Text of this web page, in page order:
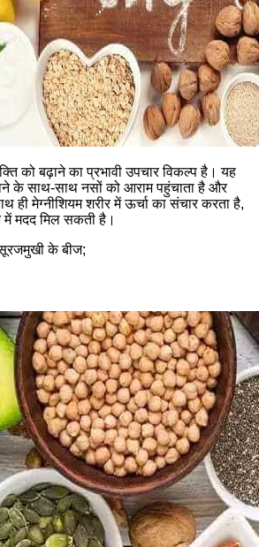
को बढ़ाने का प्रभावी उपचार विकल्प है। यह
के साथ-साथ नसों को आराम पहुंचाता है और
ही मेग्नीशियम शरीर में ऊर्चा का संचार करता है,
में मदद मिल सकती है।
के बीज;